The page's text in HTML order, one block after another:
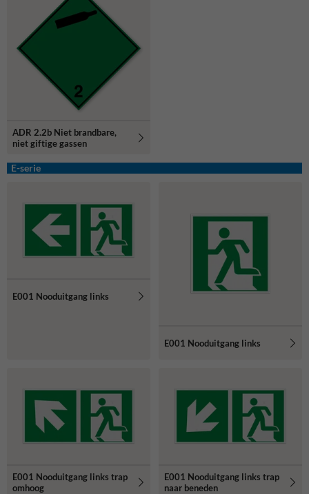
ADR 2.2b Niet brandbare,
niet giftige gassen
E-serie
E001 Nooduitgang links
E001 Nooduitgang links
E001 Nooduitgang links trap
omhoog
E001 Nooduitgang links trap
naar beneden